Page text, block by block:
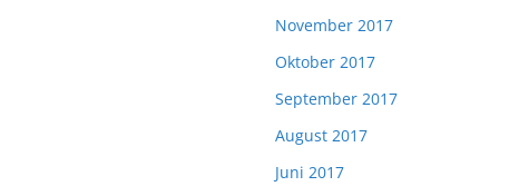
November 2017
Oktober 2017
September 2017
August 2017
Juni 2017